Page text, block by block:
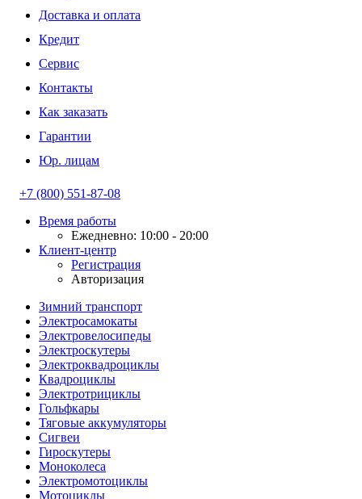
Доставка и оплата
Кредит
Сервис
Контакты
Как заказать
Гарантии
Юр. лицам
+7 (800) 551-87-08
Время работы
Ежедневно: 10:00 - 20:00
Клиент-центр
Регистрация
Авторизация
Зимний транспорт
Электросамокаты
Электровелосипеды
Электроскутеры
Электроквадроциклы
Квадроциклы
Электротрициклы
Гольфкары
Тяговые аккумуляторы
Сигвеи
Гироскутеры
Моноколеса
Электромотоциклы
Мотоциклы